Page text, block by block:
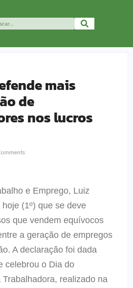
mais
de
nos lucros
e Emprego, Luiz
(1º) que se deve
que vendem equívocos
a geração de empregos
A declaração foi dada
celebrou o Dia do
realizado na